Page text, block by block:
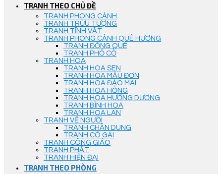
TRANH THEO CHỦ ĐỀ
TRANH PHONG CẢNH
TRANH TRỪU TƯỢNG
TRANH TĨNH VẬT
TRANH PHONG CẢNH QUÊ HƯƠNG
TRANH ĐỒNG QUÊ
TRANH PHỐ CỔ
TRANH HOA
TRANH HOA SEN
TRANH HOA MẪU ĐƠN
TRANH HOA ĐÀO MAI
TRANH HOA HỒNG
TRANH HOA HƯỚNG DƯƠNG
TRANH BÌNH HOA
TRANH HOA LAN
TRANH VẼ NGƯỜI
TRANH CHÂN DUNG
TRANH CÔ GÁI
TRANH CÔNG GIÁO
TRANH PHẬT
TRANH HIỆN ĐẠI
TRANH THEO PHÒNG